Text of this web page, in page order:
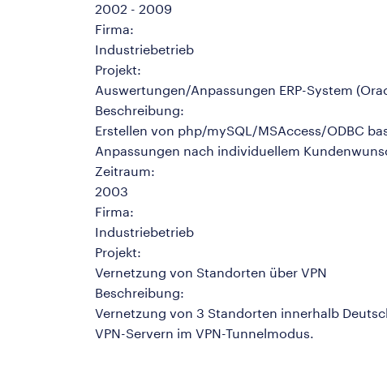
2002 - 2009
Firma:
Industriebetrieb
Projekt:
Auswertungen/Anpassungen ERP-System
Beschreibung:
Erstellen von php/mySQL/MSAccess/ODBC
Anpassungen nach individuellem
Zeitraum:
2003
Firma:
Industriebetrieb
Projekt:
Vernetzung von Standorten über VPN
Beschreibung:
Vernetzung von 3 Standorten innerhalb
VPN-Servern im VPN-Tunnelmodus.